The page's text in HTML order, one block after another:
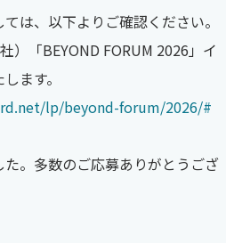
は、以下よりご確認ください。
）「BEYOND FORUM 2026」イ
ます。
lp/beyond-forum/2026/#
。多数のご応募ありがとうござ